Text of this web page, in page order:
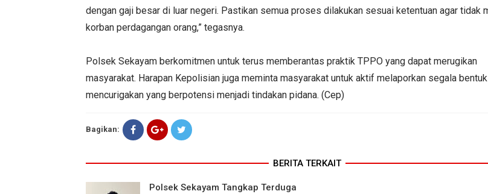
dengan gaji besar di luar negeri. Pastikan semua proses dilakukan sesuai ketentuan agar tidak
korban perdagangan orang,” tegasnya.
Polsek Sekayam berkomitmen untuk terus memberantas praktik TPPO yang dapat merugikan
masyarakat. Harapan Kepolisian juga meminta masyarakat untuk aktif melaporkan segala
mencurigakan yang berpotensi menjadi tindakan pidana. (Cep)
Bagikan:
BERITA TERKAIT
Polsek Sekayam Tangkap Terduga